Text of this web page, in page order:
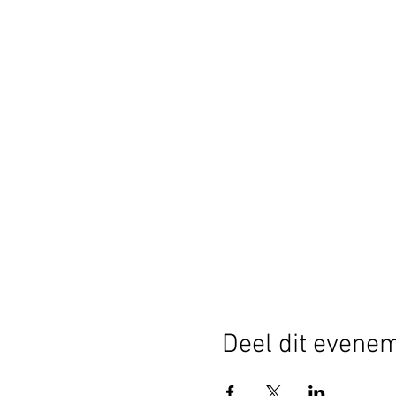
Deel dit